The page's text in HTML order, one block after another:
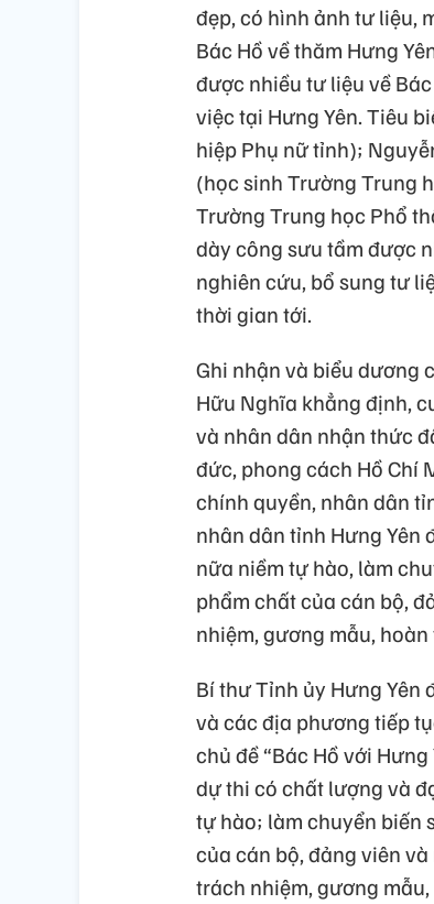
đẹp, có hình ảnh tư liệu,
Bác Hồ về thăm Hưng
được nhiều tư liệu về
việc tại Hưng Yên. Tiêu
hiệp Phụ nữ tỉnh);
(học sinh Trường Trung
Trường Trung học Phổ
dày công sưu tầm được
nghiên cứu, bổ sung tư
thời gian tới.
Ghi nhận và biểu dương
Hữu Nghĩa khẳng định,
và nhân dân nhận thức
đức, phong cách Hồ Chí
chính quyền, nhân dân
nhân dân tỉnh Hưng Yên
nữa niềm tự hào, làm
phẩm chất của cán bộ,
nhiệm, gương mẫu,
Bí thư Tỉnh ủy Hưng Yên
và các địa phương tiếp
chủ đề “Bác Hồ với
dự thi có chất lượng và
tự hào; làm chuyển biến
của cán bộ, đảng viên
trách nhiệm, gương